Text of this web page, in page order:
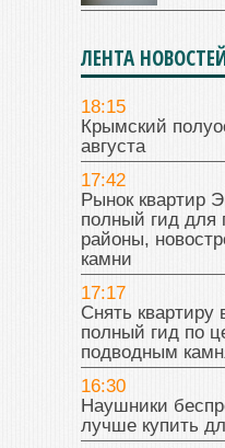
ЛЕНТА
18:15
Крымский
августа
17:42
Рынок квартир
полный гид для
районы,
камни
17:17
Снять квартиру
полный гид по
подводным
16:30
Наушники
лучше купить